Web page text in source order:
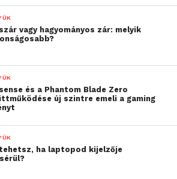
vagy hagyományos zár: melyik
és a Phantom Blade Zero
új szintre emeli a gaming
ha laptopod kijelzője